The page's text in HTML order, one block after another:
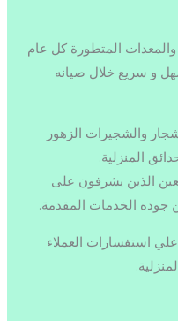
المتطورة كل عام
و سريع خلال صيانه
والشجيرات الزهور
المنزلية.
الذين يشرفون على
جوده الخدمات المقدمة.
استفسارات العملاء